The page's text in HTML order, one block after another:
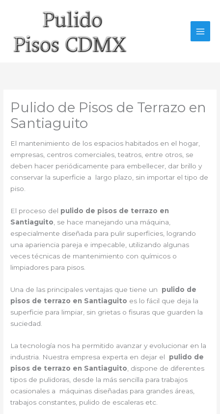
Pulido de Pisos de Terrazo en
Santiaguito
El mantenimiento de los espacios habitados en el hogar,
empresas, centros comerciales, teatros, entre otros, se
deben hacer periódicamente para embellecer, dar brillo y
conservar la superficie a largo plazo, sin importar el tipo de
piso.
El proceso del pulido de pisos de terrazo en
Santiaguito , se hace manejando una máquina,
especialmente diseñada para pulir superficies, logrando
una apariencia pareja e impecable, utilizando algunas
veces técnicas de mantenimiento con químicos o
limpiadores para pisos.
Una de las principales ventajas que tiene un pulido de
pisos de terrazo en Santiaguito es lo fácil que deja la
superficie para limpiar, sin grietas o fisuras que guarden la
suciedad.
La tecnología nos ha permitido avanzar y evolucionar en la
industria. Nuestra empresa experta en dejar el pulido de
pisos de terrazo en Santiaguito , dispone de diferentes
tipos de pulidoras, desde la más sencilla para trabajos
ocasionales a máquinas diseñadas para grandes áreas,
trabajos constantes, pulido de escaleras etc.